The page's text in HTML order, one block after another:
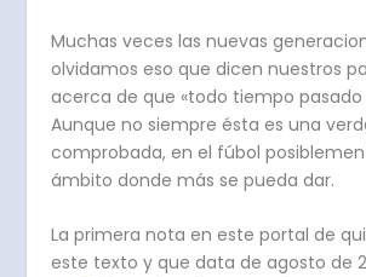
Muchas veces las nuevas
olvidamos eso que dicen nuestros
acerca de que «todo tiempo pasado
Aunque no siempre ésta es una
comprobada, en el fúbol
ámbito donde más se pueda dar.
La primera nota en este portal de
este texto y que data de agosto de